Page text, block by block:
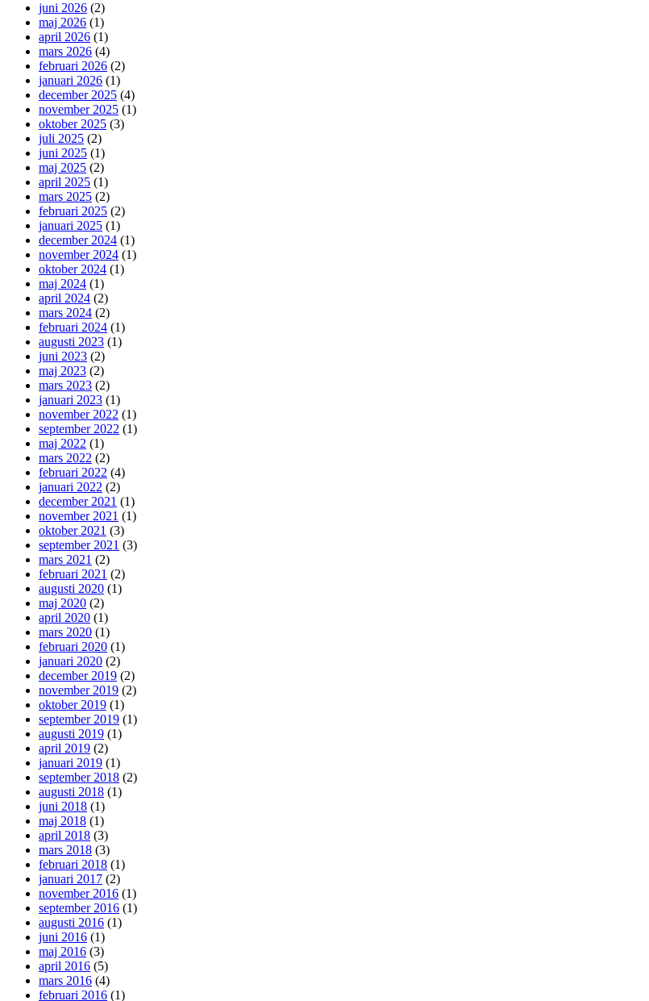
juni 2026 (2)
maj 2026 (1)
april 2026 (1)
mars 2026 (4)
februari 2026 (2)
januari 2026 (1)
december 2025 (4)
november 2025 (1)
oktober 2025 (3)
juli 2025 (2)
juni 2025 (1)
maj 2025 (2)
april 2025 (1)
mars 2025 (2)
februari 2025 (2)
januari 2025 (1)
december 2024 (1)
november 2024 (1)
oktober 2024 (1)
maj 2024 (1)
april 2024 (2)
mars 2024 (2)
februari 2024 (1)
augusti 2023 (1)
juni 2023 (2)
maj 2023 (2)
mars 2023 (2)
januari 2023 (1)
november 2022 (1)
september 2022 (1)
maj 2022 (1)
mars 2022 (2)
februari 2022 (4)
januari 2022 (2)
december 2021 (1)
november 2021 (1)
oktober 2021 (3)
september 2021 (3)
mars 2021 (2)
februari 2021 (2)
augusti 2020 (1)
maj 2020 (2)
april 2020 (1)
mars 2020 (1)
februari 2020 (1)
januari 2020 (2)
december 2019 (2)
november 2019 (2)
oktober 2019 (1)
september 2019 (1)
augusti 2019 (1)
april 2019 (2)
januari 2019 (1)
september 2018 (2)
augusti 2018 (1)
juni 2018 (1)
maj 2018 (1)
april 2018 (3)
mars 2018 (3)
februari 2018 (1)
januari 2017 (2)
november 2016 (1)
september 2016 (1)
augusti 2016 (1)
juni 2016 (1)
maj 2016 (3)
april 2016 (5)
mars 2016 (4)
februari 2016 (1)